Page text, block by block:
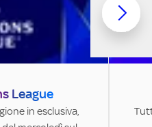
League
in esclusiva,